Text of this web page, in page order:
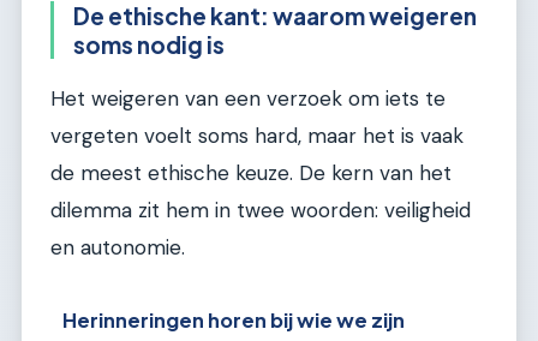
De ethische kant: waarom weigeren
soms nodig is
Het weigeren van een verzoek om iets te
vergeten voelt soms hard, maar het is vaak
de meest ethische keuze. De kern van het
dilemma zit hem in twee woorden: veiligheid
en autonomie.
Herinneringen horen bij wie we zijn